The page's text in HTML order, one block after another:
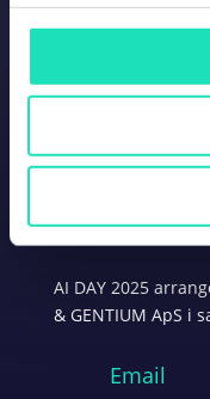
Handelsbetingelser
28 51 42 97
AI DAY 2025
& GENTIUM ApS i
Email